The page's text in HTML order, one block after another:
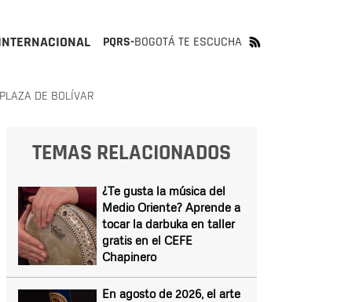
PQRS-BOGOTÁ TE ESCUCHA
DE BOLÍVAR
TEMAS RELACIONADOS
¿Te gusta la música del
Medio Oriente? Aprende a
tocar la darbuka en taller
gratis en el CEFE
Chapinero
En agosto de 2026, el arte